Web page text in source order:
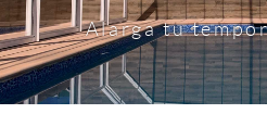
Alarga tu